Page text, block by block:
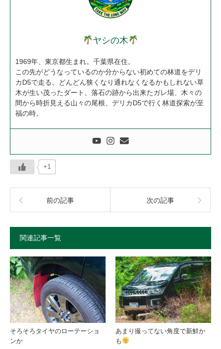
ヤシの木
1969年、東京都生まれ。千葉県在住。
この先がどうなっているのか分からない初めての林道をデリ
カD5で走る。どんどん狭くなり通れなくなるかもしれない草
木が生い茂ったダート、落石の跡から出来たガレ場、木々の
間から時折見える山々の尾根、デリカD5で行く林道探索が至
福の時。
+1
前の記事 次の記事
関連記事一覧
そろそろタイヤのローテーショ
ンか
あまり撮ってない角度で新鮮か
も